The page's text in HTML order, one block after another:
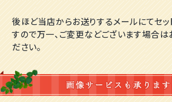
後ほど当店からお送りするメールにてセ
すので万一、ご変更などございます場合は
ださい。